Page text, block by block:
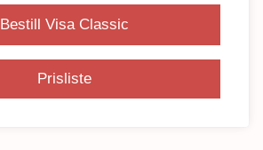
Bestill Visa Classic
Prisliste